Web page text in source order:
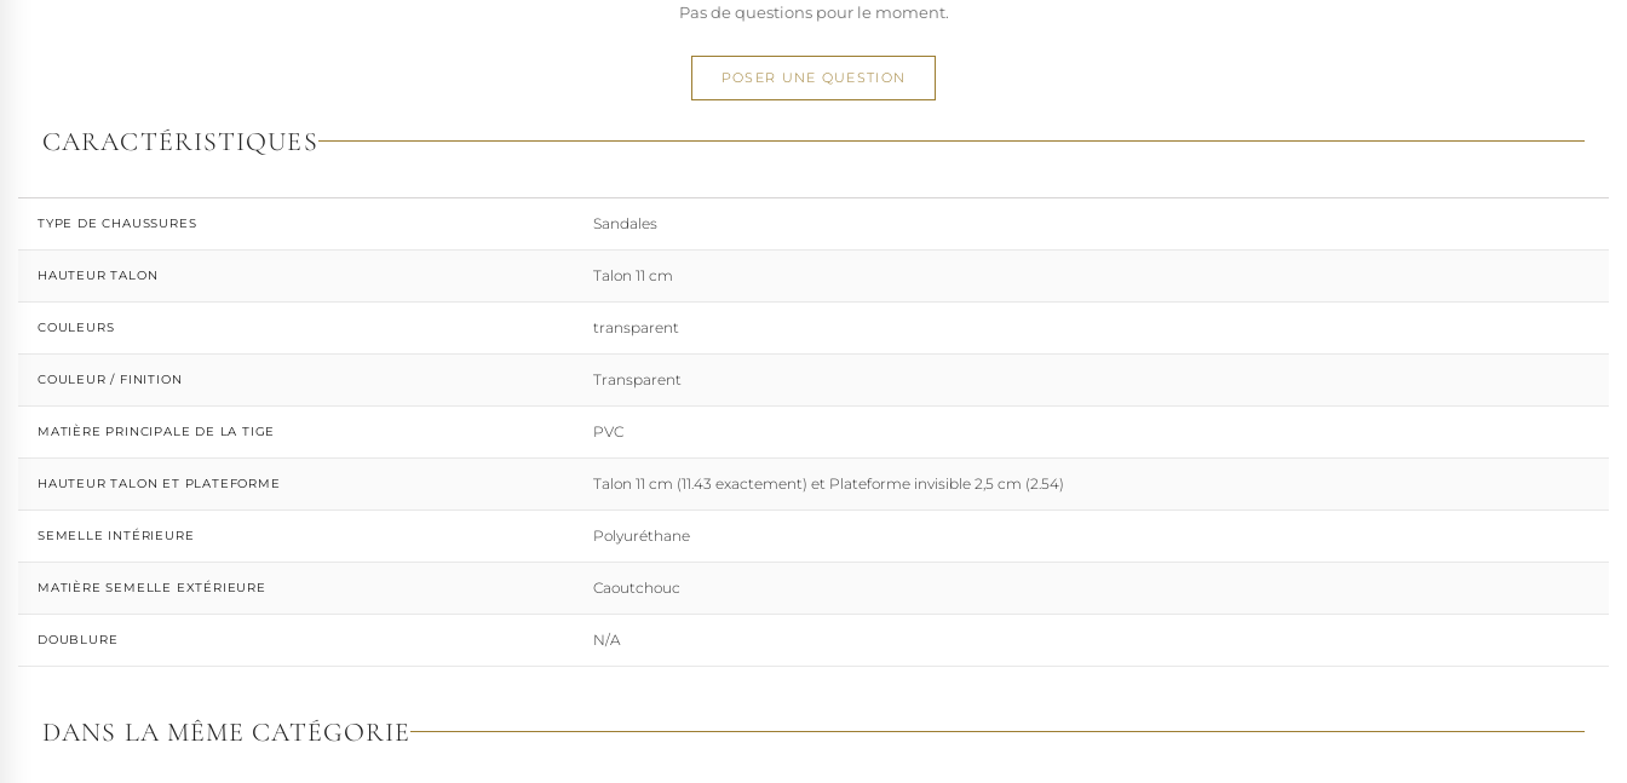
Pas de questions pour le moment.
POSER UNE QUESTION
CARACTÉRISTIQUES
TYPE DE CHAUSSURES Sandales
HAUTEUR TALON Talon 11 cm
COULEURS transparent
COULEUR / FINITION Transparent
MATIÈRE PRINCIPALE DE LA TIGE PVC
HAUTEUR TALON ET PLATEFORME Talon 11 cm (11.43 exactement) et Plateforme invisible 2,5 cm (2.54)
SEMELLE INTÉRIEURE Polyuréthane
MATIÈRE SEMELLE EXTÉRIEURE Caoutchouc
DOUBLURE N/A
DANS LA MÊME CATÉGORIE